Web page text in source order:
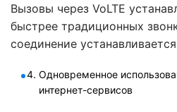
Вызовы через VoLTE
быстрее традиционных
соединение
Одновременное
интернет-сервисов